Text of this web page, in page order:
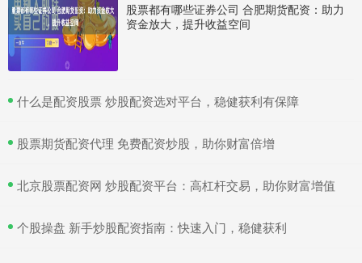
股票都有哪些证券公司 合肥期货配资：助力
资金放大，提升收益空间
​什么是配资股票 炒股配资选对平台，稳健获利有保障
​股票期货配资代理 免费配资炒股，助你财富倍增
​北京股票配资网 炒股配资平台：高杠杆交易，助你财富增值
​个股操盘 新手炒股配资指南：快速入门，稳健获利